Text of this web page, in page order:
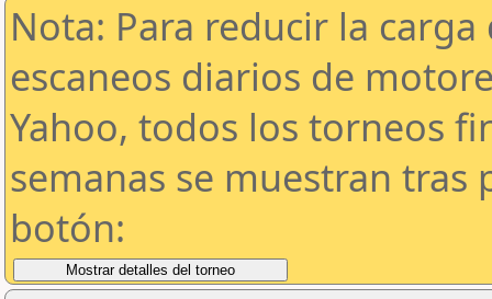
Nota: Para reducir la
escaneos diarios de
Yahoo, todos los torneos
semanas se muestran tras
botón: